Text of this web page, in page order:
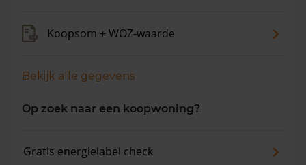
Koopsom + WOZ-waarde
Bekijk alle gegevens
Op zoek naar een koopwoning?
Gratis energielabel check